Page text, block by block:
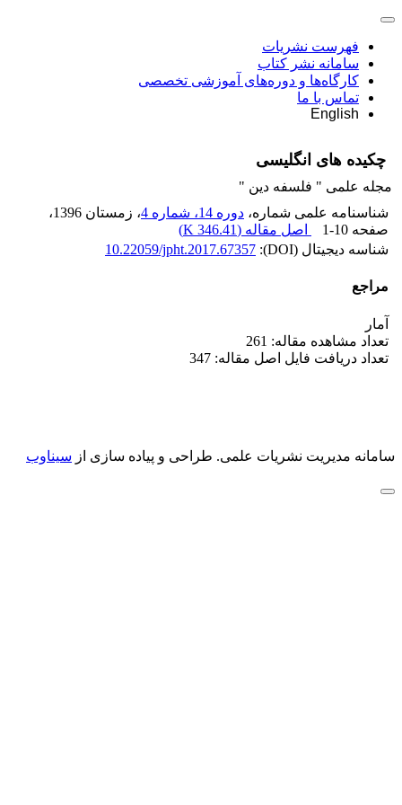
فهرست نشریات
سامانه نشر کتاب
کارگاه‌ها و دوره‌های آموزشی تخصصی
تماس با ما
English
چکیده های انگلیسی
مجله علمی " فلسفه دین "
شناسنامه علمی شماره، دوره 14، شماره 4 ، زمستان 1396
،
صفحه 1-10 اصل مقاله (346.41 K
)
شناسه دیجیتال (DOI):
10.22059/jpht.2017.67357
مراجع
آمار
تعداد مشاهده مقاله: 261
تعداد دریافت فایل اصل مقاله: 347
سامانه مدیریت نشریات علمی. طراحی و پیاده سازی از سیناوب